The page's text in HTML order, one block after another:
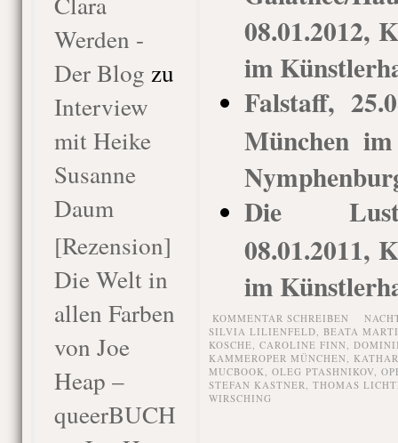
Werden -
Der Blog zu
Interview
mit Heike
Susanne
Daum
[Rezension]
Die Welt in
allen Farben
von Joe
Heap –
queerBUCH
08.01.2012,
im
Falstaff,
München
Die
08.01.2011,
im
KOMMENTAR SCHREIBEN
SILVIA LILIENFELD, BEATA MARTI
KOSCHE, CAROLINE FINN,
KAMMEROPER MÜNCHEN,
MUCBOOK, OLEG PTASHNIKOV,
STEFAN KASTNER, THOMAS
WIRSCHING